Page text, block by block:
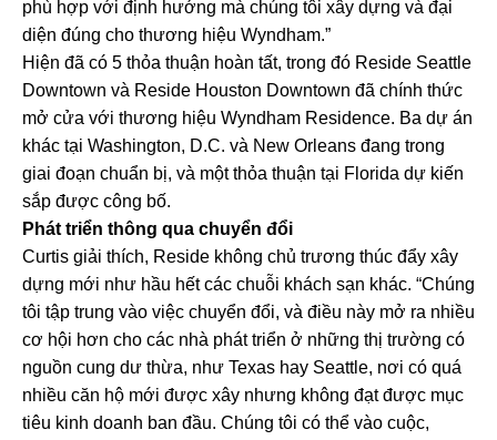
phù hợp với định hướng mà chúng tôi xây dựng và đại
diện đúng cho thương hiệu Wyndham.”
Hiện đã có 5 thỏa thuận hoàn tất, trong đó Reside Seattle
Downtown và Reside Houston Downtown đã chính thức
mở cửa với thương hiệu Wyndham Residence. Ba dự án
khác tại Washington, D.C. và New Orleans đang trong
giai đoạn chuẩn bị, và một thỏa thuận tại Florida dự kiến
sắp được công bố.
Phát triển thông qua chuyển đổi
Curtis giải thích, Reside không chủ trương thúc đẩy xây
dựng mới như hầu hết các chuỗi khách sạn khác. “Chúng
tôi tập trung vào việc chuyển đổi, và điều này mở ra nhiều
cơ hội hơn cho các nhà phát triển ở những thị trường có
nguồn cung dư thừa, như Texas hay Seattle, nơi có quá
nhiều căn hộ mới được xây nhưng không đạt được mục
tiêu kinh doanh ban đầu. Chúng tôi có thể vào cuộc,